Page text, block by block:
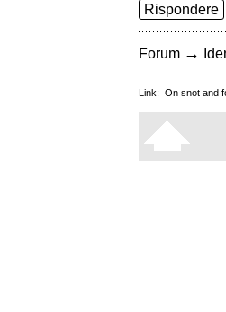
Rispondere
Forum →
Link: On snot and